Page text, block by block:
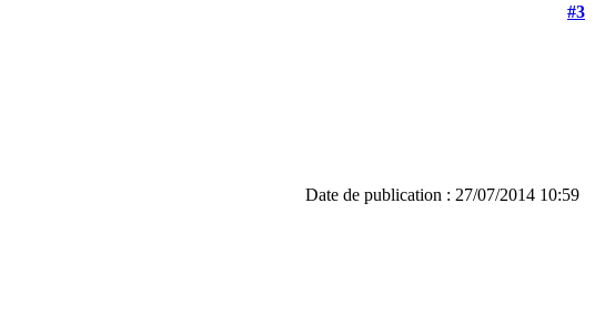
#3
Date de publication : 27/07/2014 10:59